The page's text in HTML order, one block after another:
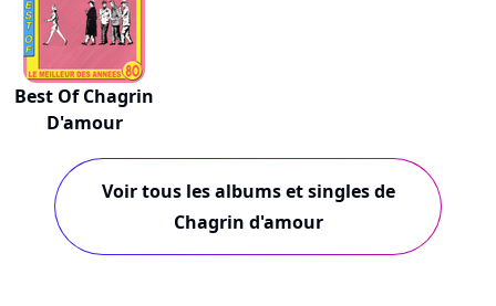
Best Of Chagrin
D'amour
Voir tous les albums et singles de
Chagrin d'amour